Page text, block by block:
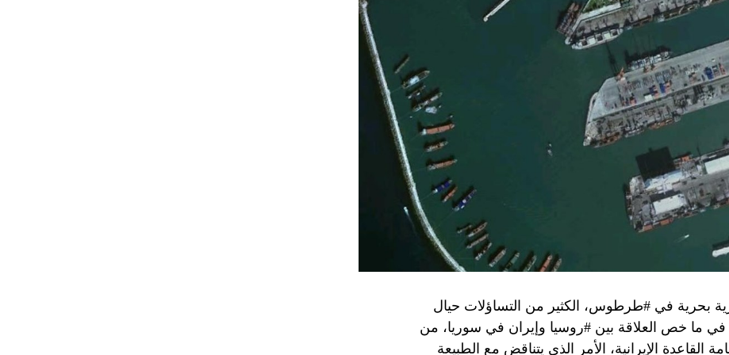
من هذا القبيل تجني على الموقف الفلسطيني.
الإسرائيلي والمنطقة للخطر.
جو بايدن وقالت إنها وافقت على تصورات يوليو.
والمنطقة.
وهو من سمح ببقاء حماس في الحكم.
مستعدة لحكومة وفاق وطني تمهيدا لإجراء انتخابات بعد ثلاث
وفاق وطني.
في محوار فيلادلفيا، ونتنياهو لا يريد الإصغاء.
بحرية في #طرطوس، الكثير من التساؤلات حيال
في ما خص العلاقة بين #روسيا وإيران في سوريا، من
الإيرانية، الأمر الذي يتناقض مع الطبيعة